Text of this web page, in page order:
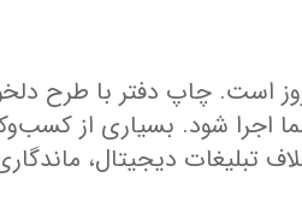
است. چاپ دفتر با طرح
اجرا شود. بسیاری از
تبلیغات دیجیتال،